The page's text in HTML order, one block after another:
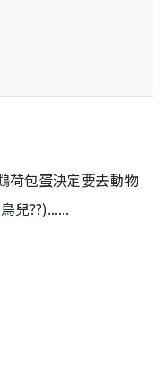
荷包蛋決定要去動物
兒??)......